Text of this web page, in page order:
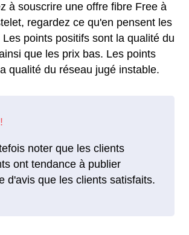
à souscrire une offre fibre Free à
regardez ce qu'en pensent les
points positifs sont la qualité du
que les prix bas. Les points
qualité du réseau jugé instable.
noter que les clients
ont tendance à publier
d'avis que les clients satisfaits.